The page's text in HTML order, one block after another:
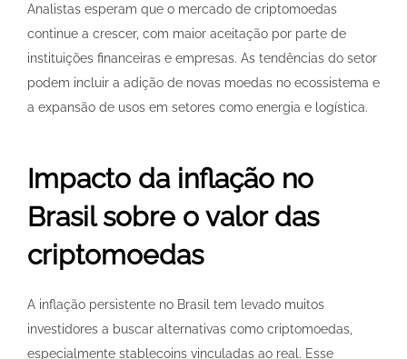
Analistas esperam que o mercado de criptomoedas
continue a crescer, com maior aceitação por parte de
instituições financeiras e empresas. As tendências do setor
podem incluir a adição de novas moedas no ecossistema e
a expansão de usos em setores como energia e logística.
Impacto da inflação no
Brasil sobre o valor das
criptomoedas
A inflação persistente no Brasil tem levado muitos
investidores a buscar alternativas como criptomoedas,
especialmente stablecoins vinculadas ao real. Esse